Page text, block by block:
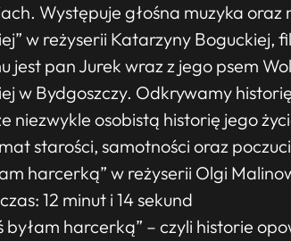
Występuje głośna muzyka oraz
w reżyserii Katarzyny Boguckiej,
jest pan Jurek wraz z jego psem
w Bydgoszczy. Odkrywamy
niezwykle osobistą historię jego
starości, samotności oraz
harcerką” w reżyserii Olgi
12 minut i 14 sekund
byłam harcerką” – czyli historie